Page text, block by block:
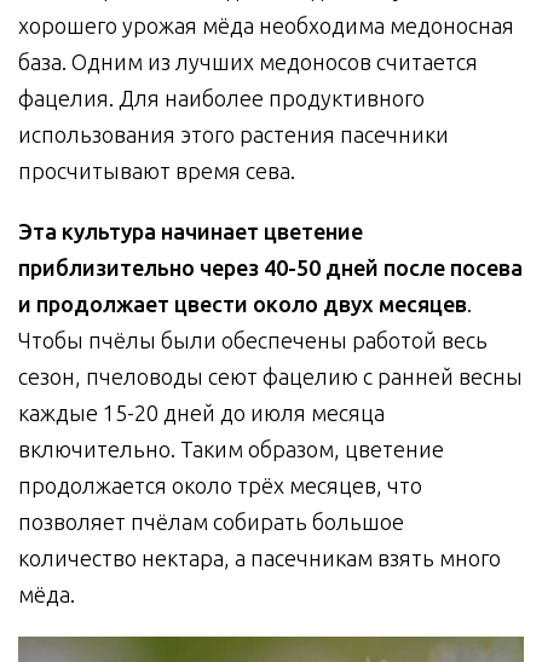
хорошего урожая мёда необходима медоносная
база. Одним из лучших медоносов считается
фацелия. Для наиболее продуктивного
использования этого растения пасечники
просчитывают время сева.
Эта культура начинает цветение
приблизительно через 40-50 дней после посева
и продолжает цвести около двух месяцев.
Чтобы пчёлы были обеспечены работой весь
сезон, пчеловоды сеют фацелию с ранней весны
каждые 15-20 дней до июля месяца
включительно. Таким образом, цветение
продолжается около трёх месяцев, что
позволяет пчёлам собирать большое
количество нектара, а пасечникам взять много
мёда.